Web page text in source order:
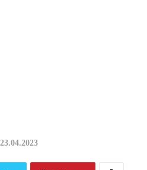
23.04.2023